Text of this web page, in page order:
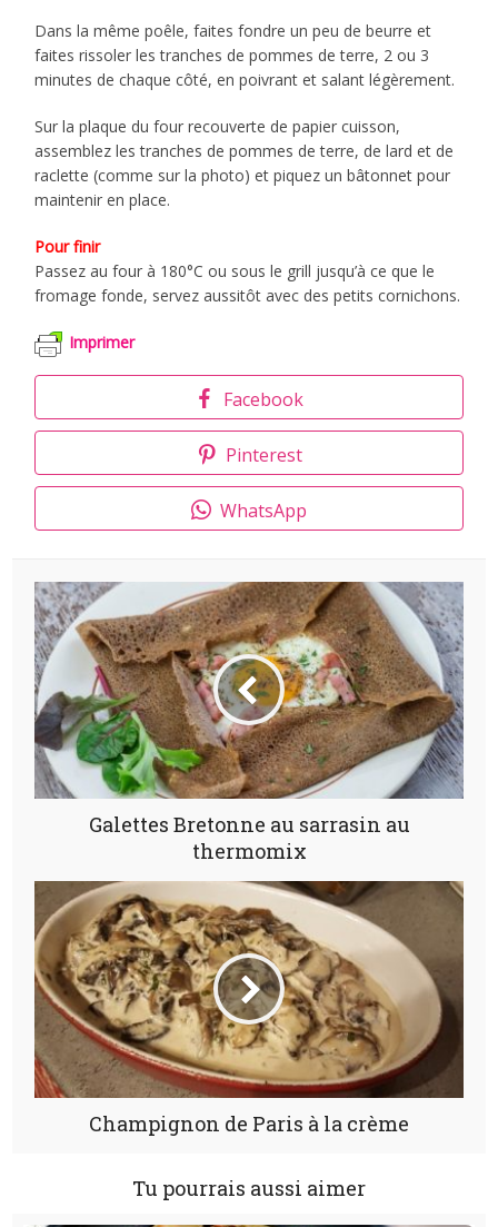
Dans la même poêle, faites fondre un peu de beurre et
faites rissoler les tranches de pommes de terre, 2 ou 3
minutes de chaque côté, en poivrant et salant légèrement.
Sur la plaque du four recouverte de papier cuisson,
assemblez les tranches de pommes de terre, de lard et de
raclette (comme sur la photo) et piquez un bâtonnet pour
maintenir en place.
Pour finir
Passez au four à 180°C ou sous le grill jusqu’à ce que le
fromage fonde, servez aussitôt avec des petits cornichons.
Imprimer
Facebook
Pinterest
WhatsApp
Galettes Bretonne au sarrasin au
thermomix
Champignon de Paris à la crème
Tu pourrais aussi aimer